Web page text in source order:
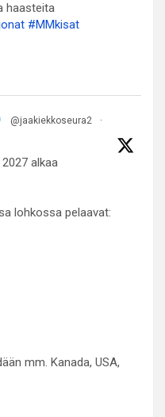
haasteita
#MMkisat
@jaakiekkoseura2
·
alkaa
lohkossa pelaavat:
mm. Kanada, USA,